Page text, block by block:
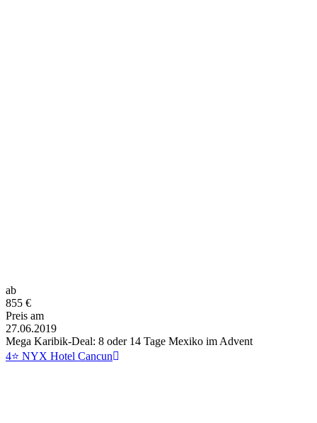
ab
855 €
Preis am
27.06.2019
Mega Karibik-Deal: 8 oder 14 Tage Mexiko im Advent
4⭐ NYX Hotel Cancun